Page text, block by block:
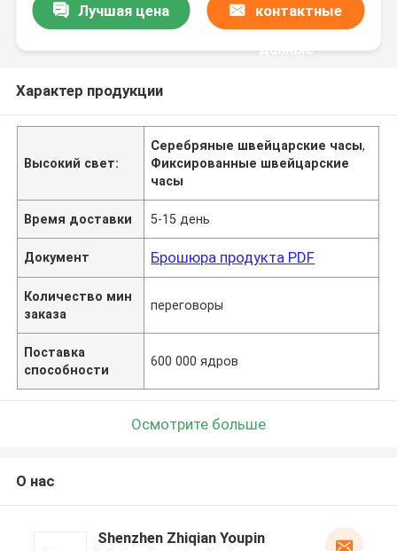
Лучшая цена контактные
данные
Характер продукции
Высокий свет:
Серебряные швейцарские часы,
Фиксированные швейцарские
часы
Время доставки 5-15 день
Документ Брошюра продукта PDF
Количество мин
заказа
переговоры
Поставка
способности
600 000 ядров
Осмотрите больше
О нас
Shenzhen Zhiqian Youpin